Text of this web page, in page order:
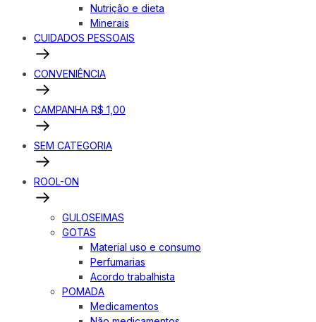
Nutrição e dieta
Minerais
CUIDADOS PESSOAIS
CONVENIÊNCIA
CAMPANHA R$ 1,00
SEM CATEGORIA
ROOL-ON
GULOSEIMAS
GOTAS
Material uso e consumo
Perfumarias
Acordo trabalhista
POMADA
Medicamentos